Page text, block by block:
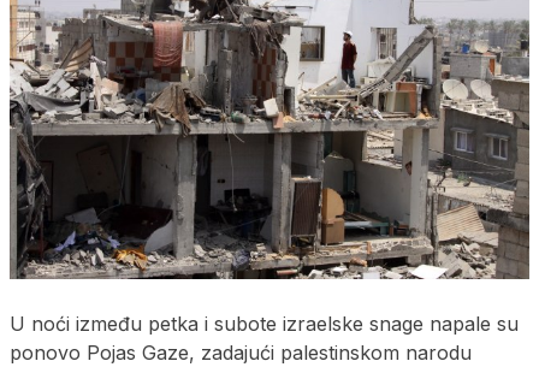
U noći između petka i subote izraelske snage napale su
ponovo Pojas Gaze, zadajući palestinskom narodu